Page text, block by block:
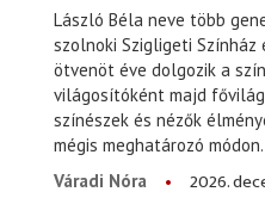
László Béla neve több
szolnoki Szigligeti Színház
ötvenöt éve dolgozik a
világosítóként majd
színészek és nézők
mégis meghatározó módon.
Váradi Nóra
2026.